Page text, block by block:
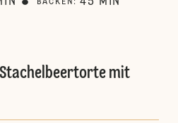
BACKEN :
mit